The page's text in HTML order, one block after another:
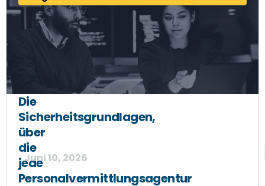
Die
Sicherheitsgrundlagen,
über
die
jede
Personalvermittlungsagentur
Juni 10, 2026